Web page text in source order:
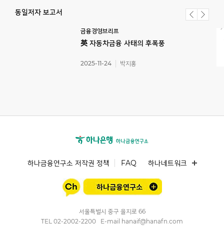
동일저자 보고서
금융경영브리프
英 자동차금융 사태의 후폭풍
2025-11-24 박지홍
하나금융연구소 저작권 정책 FAQ 하나네트워크
서울특별시 중구 을지로 66
TEL 02-2002-2200 E-mail hanaif@hanafn.com